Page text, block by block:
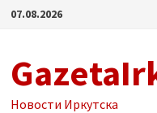
Перейти
07.08.2026
Новости Иркутска